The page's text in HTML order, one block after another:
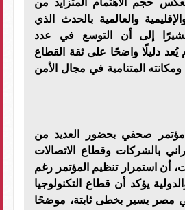
حجم الاهتمام المتزايد من
والعالمية بالحدث الذي
إلى أن التوسع في عدد
يُعد دليلًا واضحًا على ثقة القطاع
المتنامية في مجال الأمن
صحفي بحضور العديد من
بالشركات وقطاع الاتصالات
أن استمرار تنظيم المؤتمر رغم
يؤكد أن قطاع التكنولوجيا
مصر يسير بخطى ثابتة، موضحًا